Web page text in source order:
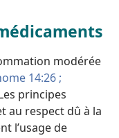
modérée
14:26 ;
principes
au respect dû à la
l’usage de